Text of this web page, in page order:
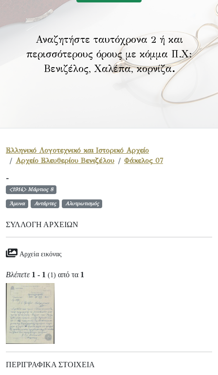
Αναζητήστε ταυτόχρονα 2 ή και
περισσότερους όρους με κόμμα Π.Χ:
Βενιζέλος, Χαλέπα, κορνίζα.
Ελληνικό Λογοτεχνικό και Ιστορικό Αρχείο
Αρχείο Ελευθερίου Βενιζέλου
Φάκελος 07
-
<1914> Μάρτιος 8
Άμυνα Αντάρτες Αλυτρωτισμός
ΣΥΛΛΟΓΉ ΑΡΧΕΊΩΝ
Αρχεία εικόνας
Βλέπετε 1 - 1 (1) από τα 1
ΠΕΡΙΓΡΑΦΙΚΆ ΣΤΟΙΧΕΊΑ